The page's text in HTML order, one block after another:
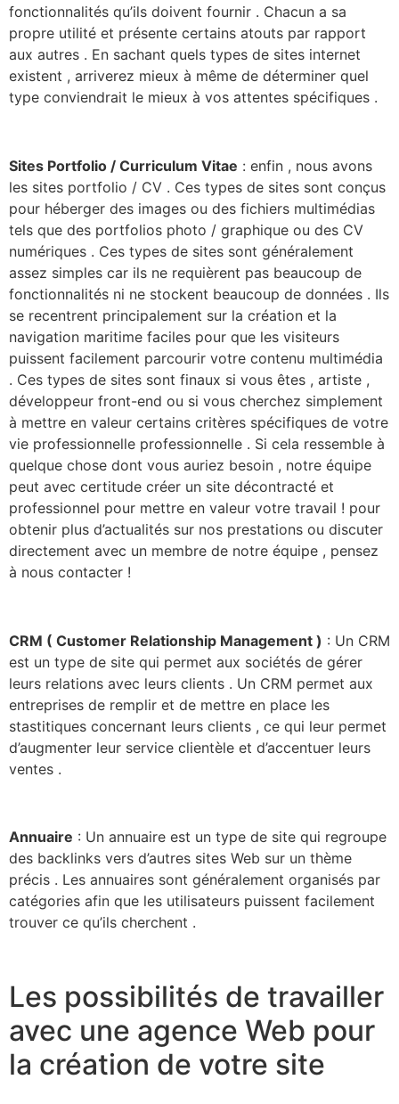
fonctionnalités qu’ils doivent fournir . Chacun a sa
propre utilité et présente certains atouts par rapport
aux autres . En sachant quels types de sites internet
existent , arriverez mieux à même de déterminer quel
type conviendrait le mieux à vos attentes spécifiques .
Sites Portfolio / Curriculum Vitae : enfin , nous avons
les sites portfolio / CV . Ces types de sites sont conçus
pour héberger des images ou des fichiers multimédias
tels que des portfolios photo / graphique ou des CV
numériques . Ces types de sites sont généralement
assez simples car ils ne requièrent pas beaucoup de
fonctionnalités ni ne stockent beaucoup de données . Ils
se recentrent principalement sur la création et la
navigation maritime faciles pour que les visiteurs
puissent facilement parcourir votre contenu multimédia
. Ces types de sites sont finaux si vous êtes , artiste ,
développeur front-end ou si vous cherchez simplement
à mettre en valeur certains critères spécifiques de votre
vie professionnelle professionnelle . Si cela ressemble à
quelque chose dont vous auriez besoin , notre équipe
peut avec certitude créer un site décontracté et
professionnel pour mettre en valeur votre travail ! pour
obtenir plus d’actualités sur nos prestations ou discuter
directement avec un membre de notre équipe , pensez
à nous contacter !
CRM ( Customer Relationship Management ) : Un CRM
est un type de site qui permet aux sociétés de gérer
leurs relations avec leurs clients . Un CRM permet aux
entreprises de remplir et de mettre en place les
stastitiques concernant leurs clients , ce qui leur permet
d’augmenter leur service clientèle et d’accentuer leurs
ventes .
Annuaire : Un annuaire est un type de site qui regroupe
des backlinks vers d’autres sites Web sur un thème
précis . Les annuaires sont généralement organisés par
catégories afin que les utilisateurs puissent facilement
trouver ce qu’ils cherchent .
Les possibilités de travailler
avec une agence Web pour
la création de votre site